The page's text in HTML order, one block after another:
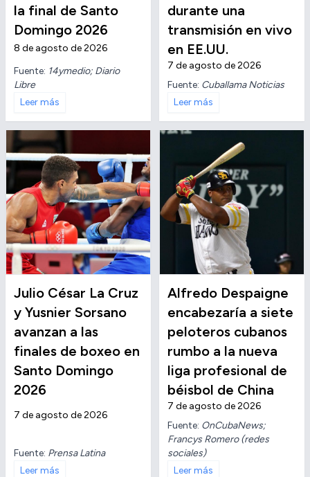
la final de Santo
Domingo 2026
8 de agosto de 2026
Fuente: 14ymedio; Diario
Libre
Leer más
durante una
transmisión en vivo
en EE.UU.
7 de agosto de 2026
Fuente: Cuballama Noticias
Leer más
Julio César La Cruz
y Yusnier Sorsano
avanzan a las
finales de boxeo en
Santo Domingo
2026
7 de agosto de 2026
Fuente: Prensa Latina
Leer más
Alfredo Despaigne
encabezaría a siete
peloteros cubanos
rumbo a la nueva
liga profesional de
béisbol de China
7 de agosto de 2026
Fuente: OnCubaNews;
Francys Romero (redes
sociales)
Leer más